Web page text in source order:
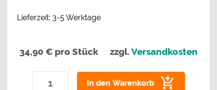
Lieferzeit: 3-5 Werktage
34,90 € pro Stück zzgl.Versandkosten
In den Warenkorb